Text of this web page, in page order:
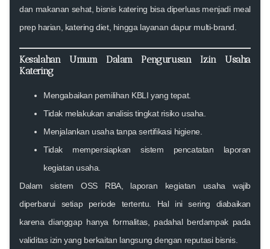
dan makanan sehat, bisnis katering bisa diperluas menjadi meal
prep harian, katering diet, hingga layanan dapur multi-brand.
Kesalahan Umum Dalam Pengurusan Izin Usaha
Katering
Mengabaikan pemilihan KBLI yang tepat.
Tidak melakukan analisis tingkat risiko usaha.
Menjalankan usaha tanpa sertifikasi higiene.
Tidak mempersiapkan sistem pencatatan laporan
kegiatan usaha.
Dalam sistem OSS RBA, laporan kegiatan usaha wajib
diperbarui setiap periode tertentu. Hal ini sering diabaikan
karena dianggap hanya formalitas, padahal berdampak pada
validitas izin yang berkaitan langsung dengan reputasi bisnis.